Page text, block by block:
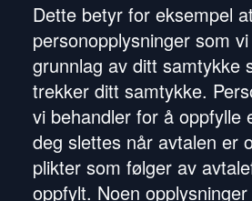
Dette betyr for eksempel at
personopplysninger som
grunnlag av ditt samtykke
trekker ditt samtykke.
vi behandler for å oppfylle
deg slettes når avtalen er
plikter som følger av
oppfylt. Noen